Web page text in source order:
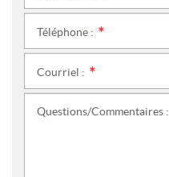
Téléphone :
Courriel :
Questions/Commentaires :